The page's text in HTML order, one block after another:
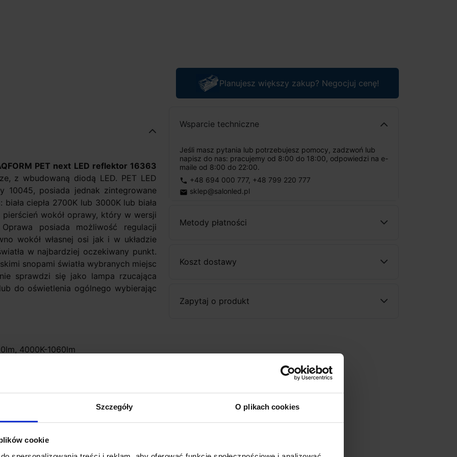
Szczegóły O plikach cookies
cookie
Planujesz większy zakup? Negocjuj cenę!
Wsparcie techniczne
Jeśli masz pytania lub potrzebujesz pomocy, zadzwoń lub
napisz do nas: pracujemy od 8:00 do 18:00, odpowiedzi na e-
maile od 8:00 do 22:00.
phone +48 694 000 777, +48 799 220 777
email sklep@salonled.pl
Metody płatności
Koszt dostawy
Zapytaj o produkt
PET next LED reflektor 16363
z wbudowaną diodą LED. PET LED
10045, posiada jednak zintegrowane
ciepła 2700K lub 3000K lub biała
wokół oprawy, który w wersji
posiada możliwość regulacji
wokół własnej osi jak i w układzie
w najbardziej oczekiwany punkt.
snopami światła wybranych miejsc
sprawdzi się jako lampa rzucająca
do oświetlenia ogólnego wybierając
4000K-1060lm